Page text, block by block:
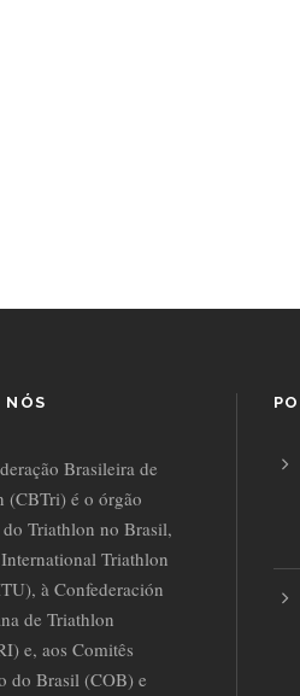
NÓS
Brasileira de
(CBTri) é o órgão
Triathlon no Brasil,
Triathlon
à Confederación
de Triathlon
e, aos Comitês
do Brasil (COB) e